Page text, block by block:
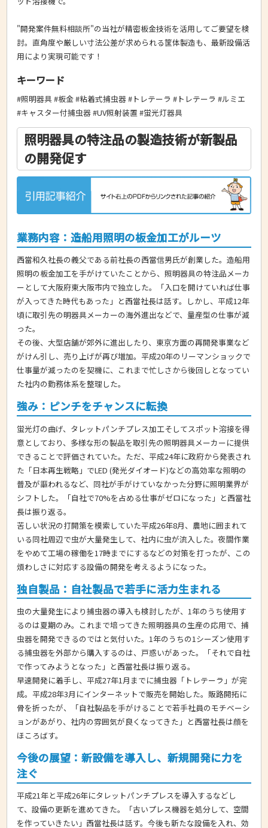
"開発案件無料相談所"の当社が精密板金技術を活用してご要望を検
討。直角度や厳しい寸法公差が求められる筐体製造も、最新設備活
用により実現可能です！
キーワード
#照明器具 #板金 #粘着式捕虫器 #トレテーラ #トレテーラ #ルミエ
#キャスター付捕虫器 #UV照射装置 #蛍光灯器具
照明器具の特注品の製造技術が新製品
の開発促す
業務内容：造船用照明の板金加工がルーツ
西當和久社長の義父である前社長の西當信男氏が創業した。造船用
照明の板金加工を手がけていたことから、照明器具の特注品メーカ
ーとして大阪府東大阪市内で独立した。「入口を開けていれば仕事
が入ってきた時代もあった」と西當社長は話す。しかし、平成12年
頃に取引先の明器具メーカーの海外進出などで、量産型の仕事が減
った。
その後、大型店舗が郊外に進出したり、東京方面の再開発事業など
がけん引し、売り上げが再び増加。平成20年のリーマンショックで
仕事量が減ったのを契機に、これまで忙しさから後回しとなってい
た社内の勤務体系を整理した。
強み：ピンチをチャンスに転換
蛍光灯の曲げ、タレットパンチプレス加工そしてスポット溶接を得
意としており、多様な形の製品を取引先の照明器具メーカーに提供
できることで評価されていた。ただ、平成24年に政府から発表され
た「日本再生戦略」でLED (発光ダイオード)などの高効率な照明の
普及が謳われるなど、同社が手がけていなかった分野に照明業界が
シフトした。「自社で70%を占める仕事がゼロになった」と西當社
長は振り返る。
苦しい状況の打開策を模索していた平成26年8月、農地に囲まれて
いる同社周辺で虫が大量発生して、社内に虫が流入した。夜間作業
をやめて工場の稼働を17時までにするなどの対策を打ったが、この
煩わしさに対応する設備の開発を考えるようになった。
独自製品：自社製品で若手に活力生まれる
虫の大量発生により捕虫器の導入も検討したが、1年のうち使用す
るのは夏期のみ。これまで培ってきた照明器具の生産の応用で、捕
虫器を開発できるのではと気付いた。1年のうちの1シーズン使用す
る捕虫器を外部から購入するのは、戸惑いがあった。「それで自社
で作ってみようとなった」と西當社長は振り返る。
早速開発に着手し、平成27年1月までに捕虫器「トレテーラ」が完
成。平成28年3月にインターネットで販売を開始した。販路開拓に
骨を折ったが、「自社製品を手がけることで若手社員のモチベーシ
ョンがあがり、社内の雰囲気が良くなってきた」と西當社長は顔を
ほころばす。
今後の展望：新設備を導入し、新規開発に力を
注ぐ
平成21年と平成26年にタレットパンチプレスを導入するなどし
て、設備の更新を進めてきた。「古いプレス機器を処分して、空間
を作っていきたい」西當社長は話す。今後も新たな設備を入れ、効